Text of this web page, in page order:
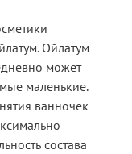
Ойлатум
может
маленькие.
ванночек
состава